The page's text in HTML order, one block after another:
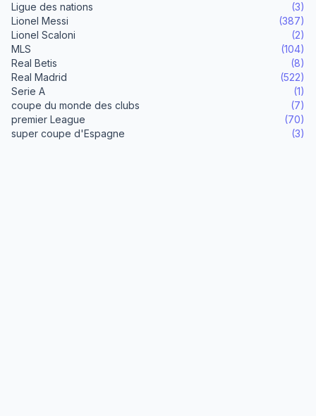
Ligue des nations
(3)
Lionel Messi
(387)
Lionel Scaloni
(2)
MLS
(104)
Real Betis
(8)
Real Madrid
(522)
Serie A
(1)
coupe du monde des clubs
(7)
premier League
(70)
super coupe d'Espagne
(3)